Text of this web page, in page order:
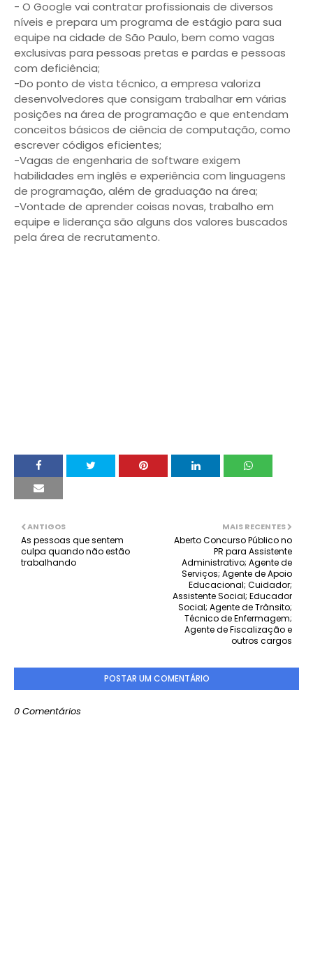
- O Google vai contratar profissionais de diversos
níveis e prepara um programa de estágio para sua
equipe na cidade de São Paulo, bem como vagas
exclusivas para pessoas pretas e pardas e pessoas
com deficiência;
-Do ponto de vista técnico, a empresa valoriza
desenvolvedores que consigam trabalhar em várias
posições na área de programação e que entendam
conceitos básicos de ciência de computação, como
escrever códigos eficientes;
-Vagas de engenharia de software exigem
habilidades em inglês e experiência com linguagens
de programação, além de graduação na área;
-Vontade de aprender coisas novas, trabalho em
equipe e liderança são alguns dos valores buscados
pela área de recrutamento.
MAIS RECENTES
Aberto Concurso Público no
PR para Assistente
Administrativo; Agente de
Serviços; Agente de Apoio
Educacional; Cuidador;
Assistente Social; Educador
Social; Agente de Trânsito;
Técnico de Enfermagem;
Agente de Fiscalização e
outros cargos
ANTIGOS
As pessoas que sentem
culpa quando não estão
trabalhando
POSTAR UM COMENTÁRIO
0 Comentários